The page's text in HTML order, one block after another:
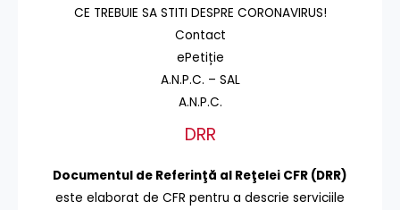
CE TREBUIE SA STITI DESPRE CORONAVIRUS!
Contact
ePetiție
A.N.P.C. – SAL
A.N.P.C.
DRR
Documentul de Referinţă al Reţelei CFR (DRR)
este elaborat de CFR pentru a descrie serviciile